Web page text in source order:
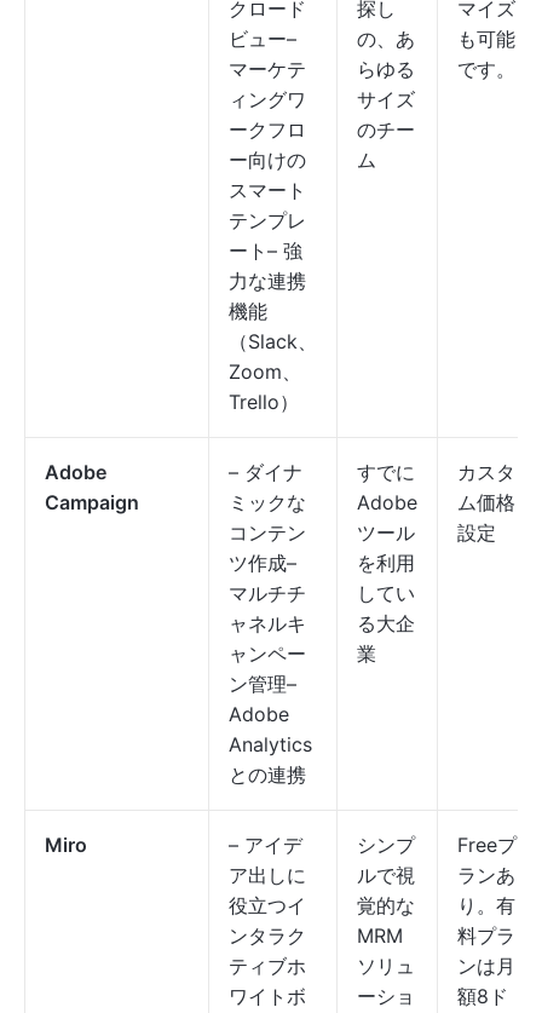
クロード
ビュー–
マーケテ
ィングワ
ークフロ
ー向けの
スマート
テンプレ
ート– 強
力な連携
機能
（Slack、
Zoom、
Trello）
探し
の、あ
らゆる
サイズ
のチー
ム
マイズ
も可能
です。
Adobe
Campaign
– ダイナ
ミックな
コンテン
ツ作成–
マルチチ
ャネルキ
ャンペー
ン管理–
Adobe
Analytics
との連携
すでに
Adobe
ツール
を利用
してい
る大企
業
カスタ
ム価格
設定
Miro
– アイデ
ア出しに
役立つイ
ンタラク
ティブホ
ワイトボ
シンプ
ルで視
覚的な
MRM
ソリュ
ーショ
Freeプ
ランあ
り。有
料プラ
ンは月
額8ド